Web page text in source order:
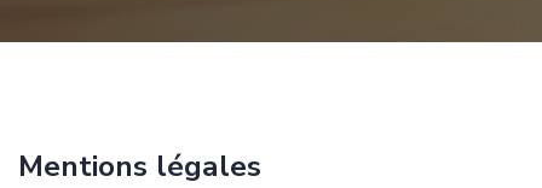
Mentions légales